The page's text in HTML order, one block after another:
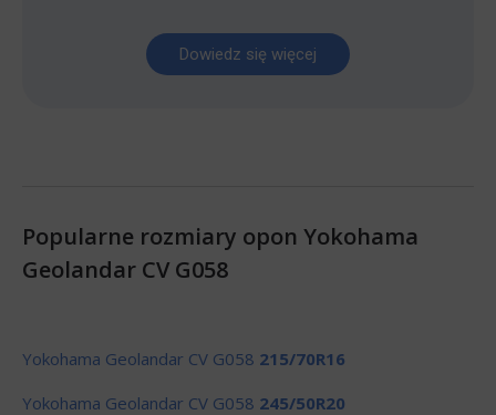
Dowiedz się więcej
Popularne rozmiary opon Yokohama
Geolandar CV G058
Yokohama Geolandar CV G058 215/70R16
Yokohama Geolandar CV G058 245/50R20